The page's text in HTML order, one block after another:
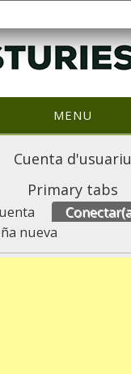
MENU
Cuenta d'usuariu
Primary tabs
Conectar
nueva